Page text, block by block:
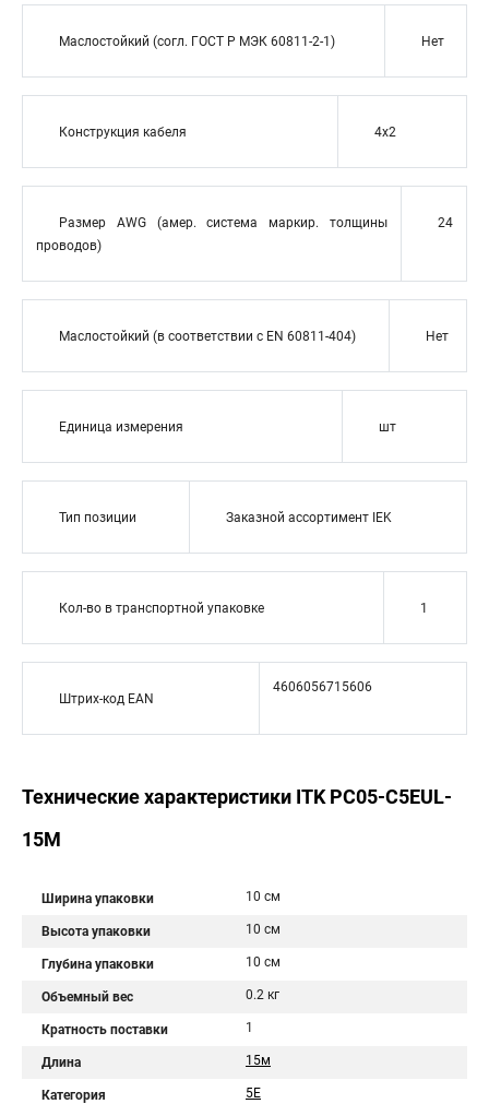
Маслостойкий (согл. ГОСТ Р МЭК 60811-2-1) Нет
Конструкция кабеля 4x2
Размер AWG (амер. система маркир. толщины
проводов)
24
Маслостойкий (в соответствии с EN 60811-404) Нет
Единица измерения шт
Тип позиции Заказной ассортимент IEK
Кол-во в транспортной упаковке 1
Штрих-код EAN
4606056715606
Технические характеристики ITK PC05-C5EUL-
15M
Ширина упаковки 10 см
Высота упаковки 10 см
Глубина упаковки 10 см
Объемный вес 0.2 кг
Кратность поставки 1
Длина 15м
Категория 5Е